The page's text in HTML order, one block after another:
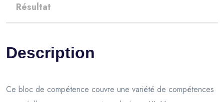
Résultat
Description
Ce bloc de compétence couvre une variété de compétences